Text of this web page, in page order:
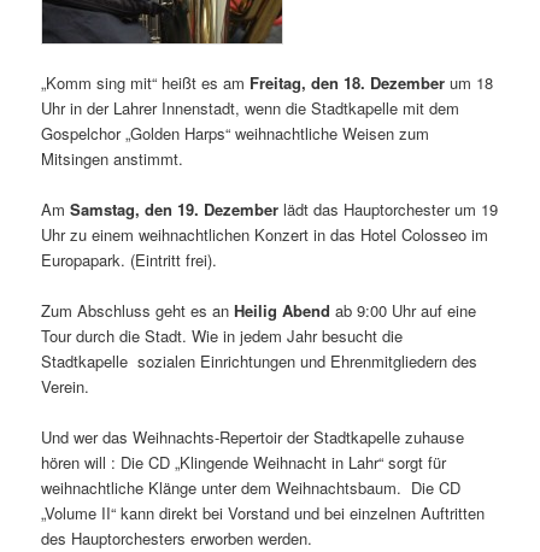
„Komm sing mit“ heißt es am Freitag, den 18. Dezember um 18
Uhr in der Lahrer Innenstadt, wenn die Stadtkapelle mit dem
Gospelchor „Golden Harps“ weihnachtliche Weisen zum
Mitsingen anstimmt.
AmSamstag, den 19. Dezember lädt das Hauptorchester um 19
Uhr zu einem weihnachtlichen Konzert in das Hotel Colosseo im
Europapark. (Eintritt frei).
Zum Abschluss geht es anHeilig Abend ab 9:00 Uhr auf eine
Tour durch die Stadt. Wie in jedem Jahr besucht die
Stadtkapelle sozialen Einrichtungen und Ehrenmitgliedern des
Verein.
Und wer das Weihnachts-Repertoir der Stadtkapelle zuhause
hören will : Die CD „Klingende Weihnacht in Lahr“ sorgt für
weihnachtliche Klänge unter dem Weihnachtsbaum. Die CD
„Volume II“ kann direkt bei Vorstand und bei einzelnen Auftritten
des Hauptorchesters erworben werden.